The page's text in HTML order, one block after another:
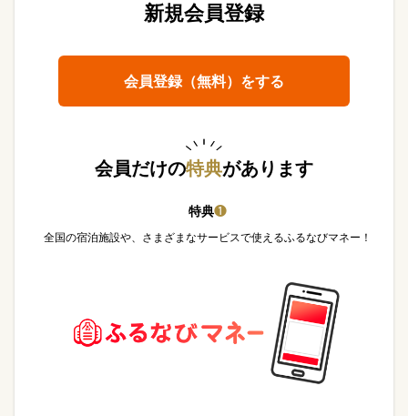
新規会員登録
会員登録（無料）をする
会員だけの特典があります
特典❶
全国の宿泊施設や、さまざまなサービスで使えるふるなびマネー！